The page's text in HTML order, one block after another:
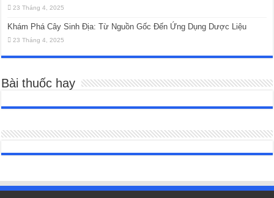
23 Tháng 4, 2025
Khám Phá Cây Sinh Địa: Từ Nguồn Gốc Đến Ứng Dụng Dược Liệu
23 Tháng 4, 2025
Bài thuốc hay